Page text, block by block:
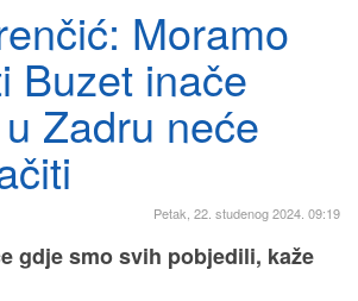
Moramo
Buzet inače
Zadru neće
Petak, 22. studenog 2024. 09:19
gdje smo svih pobjedili, kaže